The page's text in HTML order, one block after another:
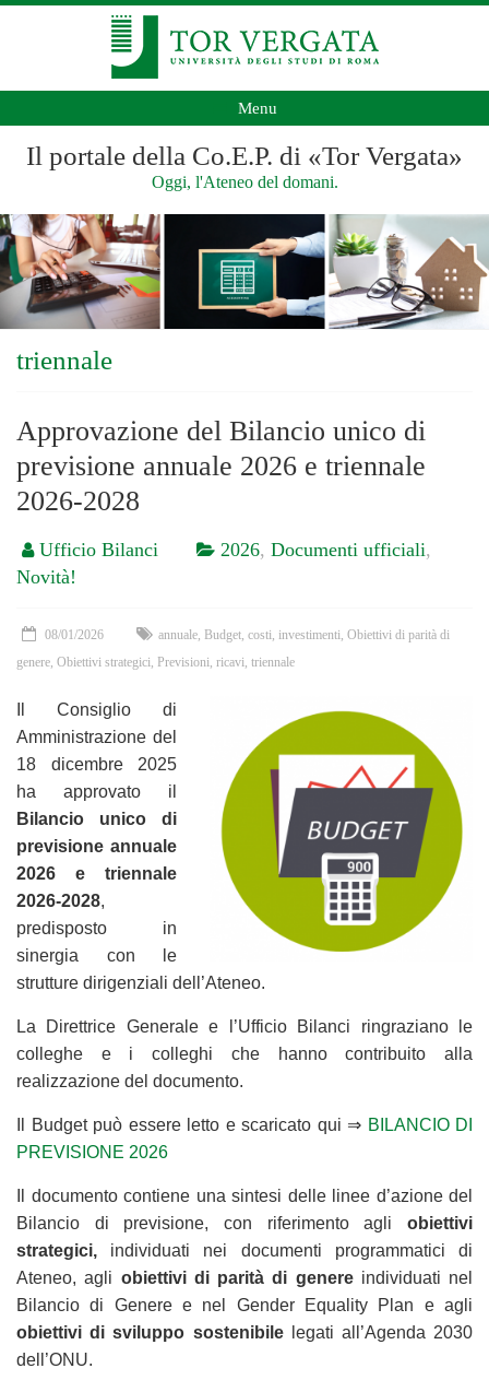
Menu
Il portale della Co.E.P. di «Tor Vergata»
Oggi, l'Ateneo del domani.
triennale
Approvazione del Bilancio unico di
previsione annuale 2026 e triennale
2026-2028
Ufficio Bilanci 2026, Documenti ufficiali,
Novità!
08/01/2026 annuale Budget costi investimenti Obiettivi di parità di
genere Obiettivi strategici Previsioni ricavi triennale
Il Consiglio di
Amministrazione del
18 dicembre 2025
ha approvato il
Bilancio unico di
previsione annuale
2026 e triennale
2026-2028,
predisposto in
sinergia con le
strutture dirigenziali dell’Ateneo.
La Direttrice Generale e l’Ufficio Bilanci ringraziano le
colleghe e i colleghi che hanno contribuito alla
realizzazione del documento.
Il Budget può essere letto e scaricato qui ⇒ BILANCIO DI
PREVISIONE 2026
Il documento contiene una sintesi delle linee d’azione del
Bilancio di previsione, con riferimento agli obiettivi
strategici, individuati nei documenti programmatici di
Ateneo, agli obiettivi di parità di genereindividuati nel
Bilancio di Genere e nel Gender Equality Plan e agli
obiettivi di sviluppo sostenibilelegati all’Agenda 2030
dell’ONU.